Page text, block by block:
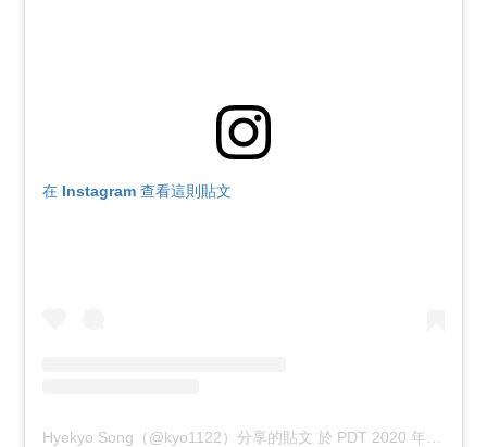
在 Instagram 查看這則貼文
Hyekyo Song（@kyo1122）分享的貼文 於 PDT 2020 年 9月 月 23 日 上午 4:39